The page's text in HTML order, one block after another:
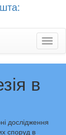
в
дослідження
споруд в_